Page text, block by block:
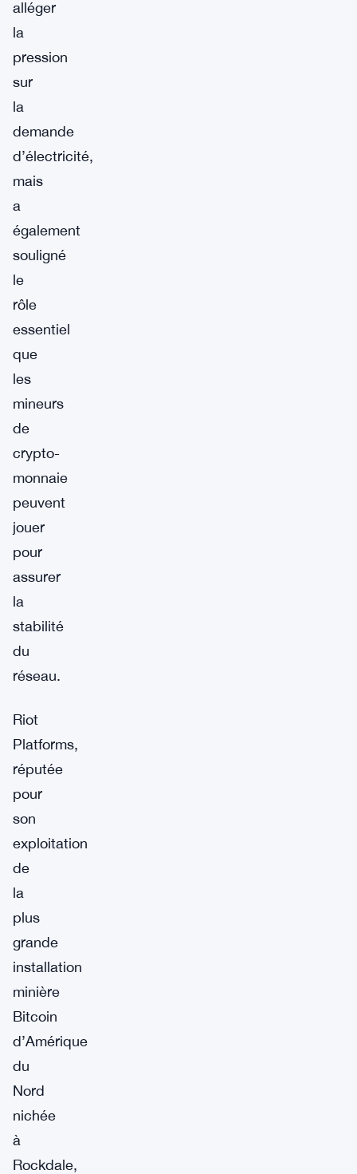
alléger
la
pression
sur
la
demande
d’électricité,
mais
a
également
souligné
le
rôle
essentiel
que
les
mineurs
de
crypto-
monnaie
peuvent
jouer
pour
assurer
la
stabilité
du
réseau.
Riot
Platforms,
réputée
pour
son
exploitation
de
la
plus
grande
installation
minière
Bitcoin
d’Amérique
du
Nord
nichée
à
Rockdale,